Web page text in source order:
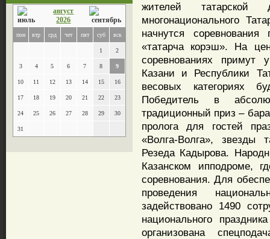
август
2026
пон втр срд чет пят суб вск
1 2
3 4 5 6 7 8 9
10 11 12 13 14 15 16
17 18 19 20 21 22 23
24 25 26 27 28 29 30
31
жителей
многонационального
начнутся
«татарча корэш». На
соревнованиях
Казани и Республики
весовых категориях
Победитель в
традиционный приз –
пролога для гостей
«Волга-Волга», звезды
Резеда Кадырова.
Казанском ипподроме,
соревнования. Для
проведения
задействовано 1490
национального
организована